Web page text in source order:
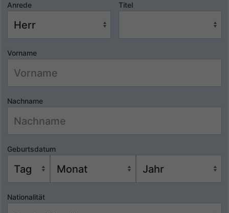
Anrede Titel
Vorname
Nachname
Geburtsdatum
Nationalität